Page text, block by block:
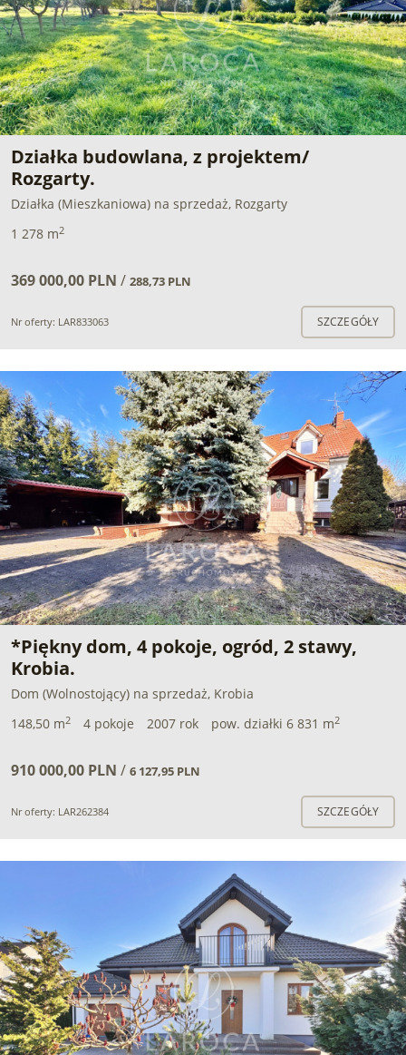
Działka budowlana, z projektem/
Rozgarty.
Działka (Mieszkaniowa) na sprzedaż, Rozgarty
1 278 m2
369 000,00 PLN / 288,73 PLN
Nr oferty: LAR833063 SZCZEGÓŁY
*Piękny dom, 4 pokoje, ogród, 2 stawy,
Krobia.
Dom (Wolnostojący) na sprzedaż, Krobia
148,50 m2 4 pokoje 2007 rok pow. działki 6 831 m2
910 000,00 PLN / 6 127,95 PLN
Nr oferty: LAR262384 SZCZEGÓŁY